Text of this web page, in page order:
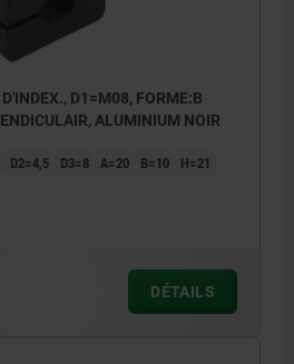
D1=M08, FORME:B
ALUMINIUM NOIR
D2=4,5 D3=8 A=20 B=10
H=21
DÉTAILS